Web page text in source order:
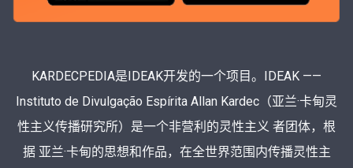
KARDECPEDIA是IDEAK开发的一个项目。IDEAK ——
Instituto de Divulgação Espírita Allan Kardec（亚兰·卡甸灵
性主义传播研究所）是一个非营利的灵性主义 者团体，根
据 亚兰·卡甸的思想和作品，在全世界范围内传播灵性主